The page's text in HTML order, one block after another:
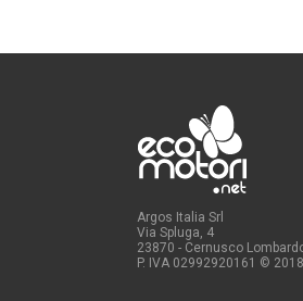
Argos Italia Srl
Via Spluga, 4
23870 - Cernusco
P. IVA 02992920161 © 2018